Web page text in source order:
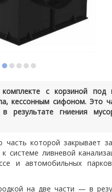
с корзиной под
кессонным сифоном. Это
в результате гниения
которой закрывает
системе ливневой
и автомобильных
на две части — в